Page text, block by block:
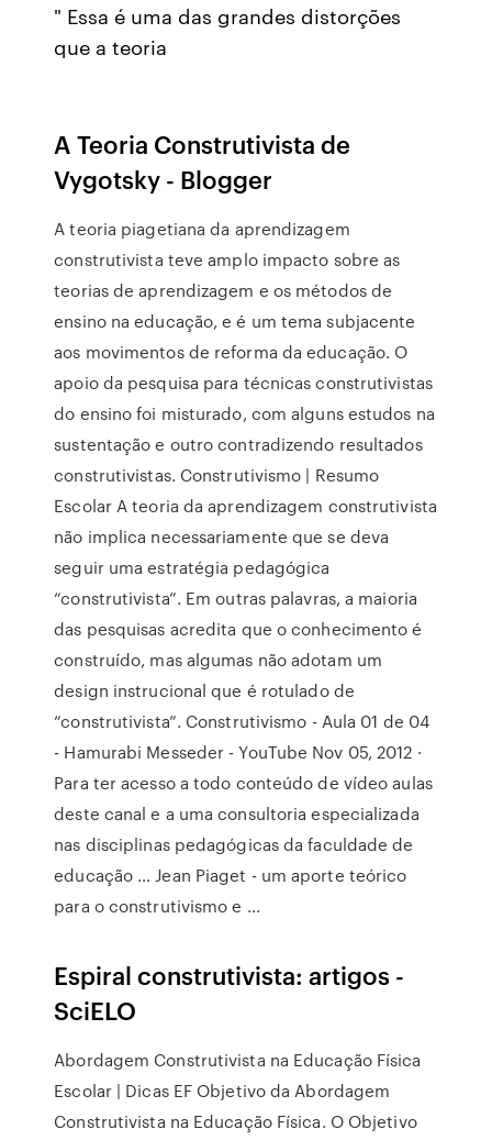
" Essa é uma das grandes distorções
que a teoria
A Teoria Construtivista de
Vygotsky - Blogger
A teoria piagetiana da aprendizagem
construtivista teve amplo impacto sobre as
teorias de aprendizagem e os métodos de
ensino na educação, e é um tema subjacente
aos movimentos de reforma da educação. O
apoio da pesquisa para técnicas construtivistas
do ensino foi misturado, com alguns estudos na
sustentação e outro contradizendo resultados
construtivistas. Construtivismo | Resumo
Escolar A teoria da aprendizagem construtivista
não implica necessariamente que se deva
seguir uma estratégia pedagógica
“construtivista”. Em outras palavras, a maioria
das pesquisas acredita que o conhecimento é
construído, mas algumas não adotam um
design instrucional que é rotulado de
“construtivista”. Construtivismo - Aula 01 de 04
- Hamurabi Messeder - YouTube Nov 05, 2012 ·
Para ter acesso a todo conteúdo de vídeo aulas
deste canal e a uma consultoria especializada
nas disciplinas pedagógicas da faculdade de
educação … Jean Piaget - um aporte teórico
para o construtivismo e ...
Espiral construtivista: artigos -
SciELO
Abordagem Construtivista na Educação Física
Escolar | Dicas EF Objetivo da Abordagem
Construtivista na Educação Física. O Objetivo